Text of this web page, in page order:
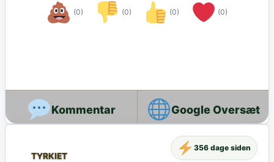
(0) (0) (0) (0)
Google Oversæt
TYRKIET
356 dage siden